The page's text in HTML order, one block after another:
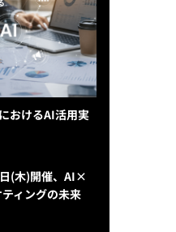
おけるAI活用実
(木)開催、AI×
ィングの未来